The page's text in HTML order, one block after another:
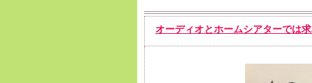
オーディオとホームシアターでは